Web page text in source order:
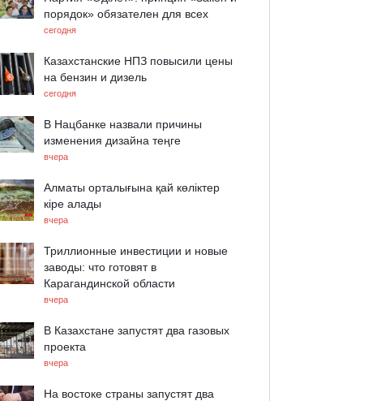
порядок» обязателен для всех
сегодня
Казахстанские НПЗ повысили цены
на бензин и дизель
сегодня
В Нацбанке назвали причины
изменения дизайна теңге
вчера
Алматы орталығына қай көліктер
кіре алады
вчера
Триллионные инвестиции и новые
заводы: что готовят в
Карагандинской области
вчера
В Казахстане запустят два газовых
проекта
вчера
На востоке страны запустят два